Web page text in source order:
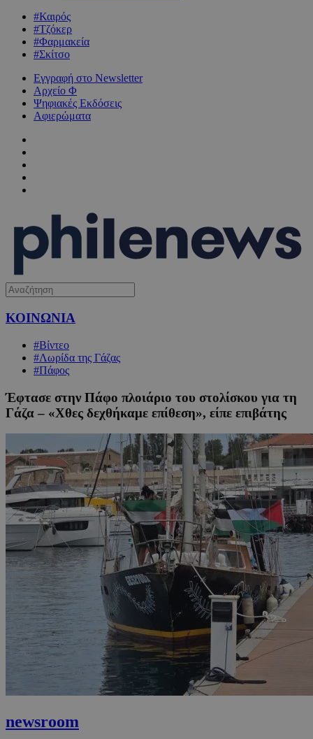
#Καιρός
#Τζόκερ
#Φαρμακεία
#Σκίτσο
Εγγραφή στο Newsletter
Αρχείο Φ
Ψηφιακές Εκδόσεις
Αφιερώματα
ΚΟΙΝΩΝΙΑ
#Βίντεο
#Λωρίδα της Γάζας
#Πάφος
Έφτασε στην Πάφο πλοιάριο του στολίσκου για τη
Γάζα – «Χθες δεχθήκαμε επίθεση», είπε επιβάτης
newsroom